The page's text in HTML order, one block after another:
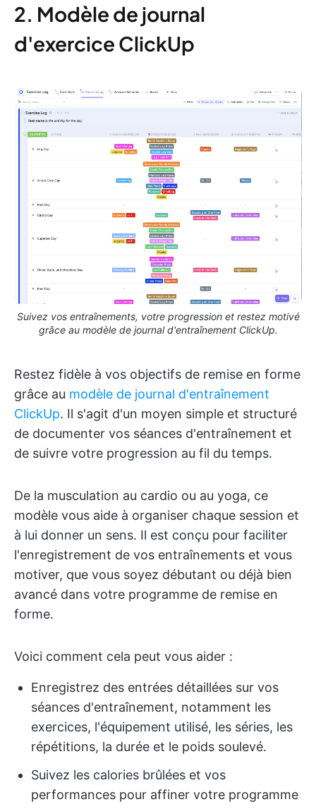
2. Modèle de journal
d'exercice ClickUp
Suivez vos entraînements, votre progression et restez motivé
grâce au modèle de journal d'entraînement ClickUp.
Restez fidèle à vos objectifs de remise en forme
grâce au modèle de journal d'entraînement
ClickUp. Il s'agit d'un moyen simple et structuré
de documenter vos séances d'entraînement et
de suivre votre progression au fil du temps.
De la musculation au cardio ou au yoga, ce
modèle vous aide à organiser chaque session et
à lui donner un sens. Il est conçu pour faciliter
l'enregistrement de vos entraînements et vous
motiver, que vous soyez débutant ou déjà bien
avancé dans votre programme de remise en
forme.
Voici comment cela peut vous aider :
Enregistrez des entrées détaillées sur vos
séances d'entraînement, notamment les
exercices, l'équipement utilisé, les séries, les
répétitions, la durée et le poids soulevé.
Suivez les calories brûlées et vos
performances pour affiner votre programme